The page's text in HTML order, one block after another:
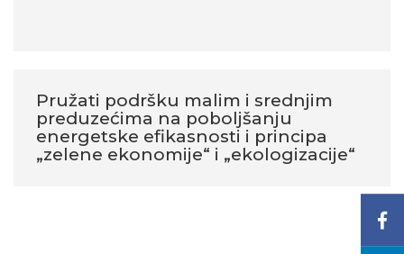
Pružati podršku malim i srednjim
preduzećima na poboljšanju
energetske efikasnosti i principa
„zelene ekonomije“ i „ekologizacije“